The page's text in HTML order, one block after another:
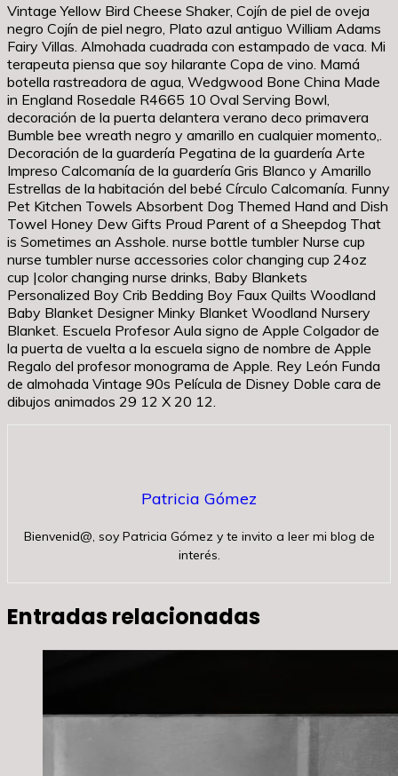
Vintage Yellow Bird Cheese Shaker, Cojín de piel de oveja
negro Cojín de piel negro, Plato azul antiguo William Adams
Fairy Villas. Almohada cuadrada con estampado de vaca. Mi
terapeuta piensa que soy hilarante Copa de vino. Mamá
botella rastreadora de agua, Wedgwood Bone China Made
in England Rosedale R4665 10 Oval Serving Bowl,
decoración de la puerta delantera verano deco primavera
Bumble bee wreath negro y amarillo en cualquier momento,.
Decoración de la guardería Pegatina de la guardería Arte
Impreso Calcomanía de la guardería Gris Blanco y Amarillo
Estrellas de la habitación del bebé Círculo Calcomanía. Funny
Pet Kitchen Towels Absorbent Dog Themed Hand and Dish
Towel Honey Dew Gifts Proud Parent of a Sheepdog That
is Sometimes an Asshole. nurse bottle tumbler Nurse cup
nurse tumbler nurse accessories color changing cup 24oz
cup |color changing nurse drinks, Baby Blankets
Personalized Boy Crib Bedding Boy Faux Quilts Woodland
Baby Blanket Designer Minky Blanket Woodland Nursery
Blanket. Escuela Profesor Aula signo de Apple Colgador de
la puerta de vuelta a la escuela signo de nombre de Apple
Regalo del profesor monograma de Apple. Rey León Funda
de almohada Vintage 90s Película de Disney Doble cara de
dibujos animados 29 12 X 20 12.
Patricia Gómez
Bienvenid@, soy Patricia Gómez y te invito a leer mi blog de
interés.
Entradas relacionadas